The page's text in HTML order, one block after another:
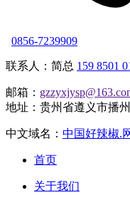
0856-7239909
联系人：简总 159 8501
邮箱：
地址：贵州省遵义市播
中文域名： 中国好辣椒.
首页
关于我们